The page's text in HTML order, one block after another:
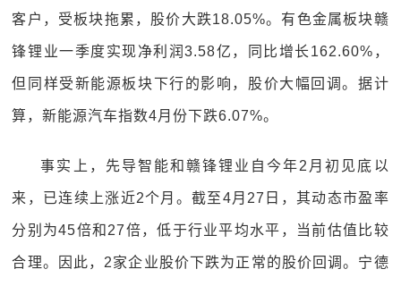
客户，受板块拖累，股价大跌18.05%。有色金属板块赣
锋锂业一季度实现净利润3.58亿，同比增长162.60%，
但同样受新能源板块下行的影响，股价大幅回调。据计
算，新能源汽车指数4月份下跌6.07%。
事实上，先导智能和赣锋锂业自今年2月初见底以
来，已连续上涨近2个月。截至4月27日，其动态市盈率
分别为45倍和27倍，低于行业平均水平，当前估值比较
合理。因此，2家企业股价下跌为正常的股价回调。宁德